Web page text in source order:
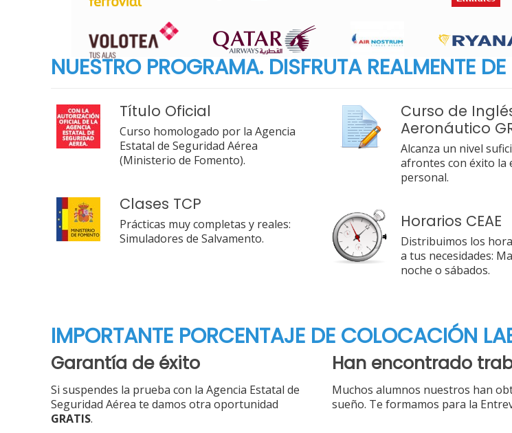
NUESTRO PROGRAMA. DISFRUTA REALMENTE
Título Oficial
Curso homologado por la Agencia
Estatal de Seguridad Aérea
(Ministerio de Fomento).
Clases TCP
Prácticas muy completas y reales:
Simuladores de Salvamento.
Curso de
Aeronáutico
Alcanza un nivel
afrontes con éxito la
personal.
Horarios CEAE
Distribuimos los
a tus necesidades:
noche o sábados.
IMPORTANTE PORCENTAJE DE COLOCACIÓN
Garantía de éxito
Si suspendes la prueba con la Agencia Estatal de
Seguridad Aérea te damos otra oportunidad
GRATIS.
Han encontrado
Muchos alumnos nuestros han
sueño. Te formamos para la